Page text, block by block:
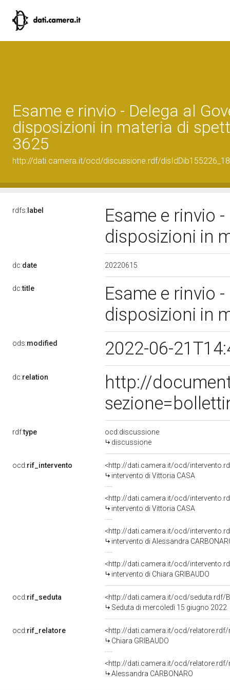
Esame e rinvio - Delega al
disposizioni in materia di
3625
http://dati.camera.it/ocd/discussione.rdf/disIdDib155226_18
rdfs: label
Esame e rinvio
disposizioni in
dc:date 20220615
dc:title
Esame e rinvio
disposizioni in
ods:modified 2022-06-
dc:relation
http://
rdf:type
ocd:discussione
discussione
ocd:rif_intervento
<http://dati.camera.it/ocd/
intervento di Vittoria CASA
<http://dati.camera.it/ocd/
intervento di Vittoria CASA
<http://dati.camera.it/ocd/
intervento di Alessandra
<http://dati.camera.it/ocd/
intervento di Chiara GRIBAUDO
ocd:rif_seduta
<http://dati.camera.it/ocd/seduta.rdf/
Seduta di mercoledì 15 giugno 2022
ocd:rif_relatore
<http://dati.camera.it/ocd/relatore.rdf/
Chiara GRIBAUDO
<http://dati.camera.it/ocd/relatore.rdf/
Alessandra CARBONARO